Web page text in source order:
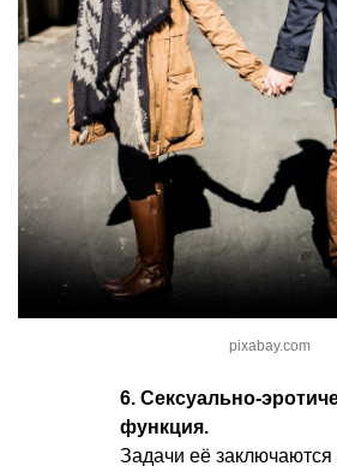
pixabay.com
6. Сексуально-
функция.
Задачи её заключаются